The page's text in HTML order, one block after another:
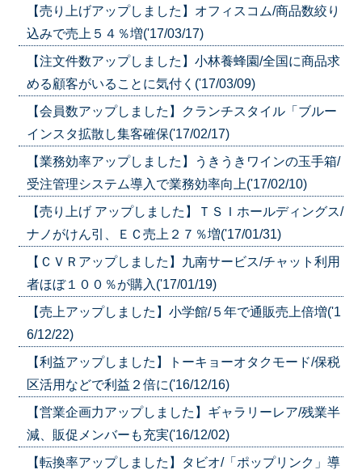
【売り上げアップしました】オフィスコム/商品数絞り
込みで売上５４％増('17/03/17)
【注文件数アップしました】小林養蜂園/全国に商品求
める顧客がいることに気付く('17/03/09)
【会員数アップしました】クランチスタイル「ブルー
インスタ拡散し集客確保('17/02/17)
【業務効率アップしました】うきうきワインの玉手箱/
受注管理システム導入で業務効率向上('17/02/10)
【売り上げ アップしました】ＴＳＩホールディングス/
ナノがけん引、ＥＣ売上２７％増('17/01/31)
【ＣＶＲアップしました】九南サービス/チャット利用
者ほぼ１００％が購入('17/01/19)
【売上アップしました】小学館/５年で通販売上倍増('1
6/12/22)
【利益アップしました】トーキョーオタクモード/保税
区活用などで利益２倍に('16/12/16)
【営業企画力アップしました】ギャラリーレア/残業半
減、販促メンバーも充実('16/12/02)
【転換率アップしました】タビオ/「ポップリンク」導